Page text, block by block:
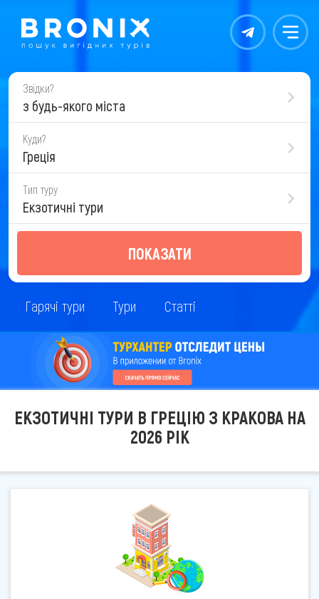
Контакты Меню
Звідки?
з будь-якого міста
Куди?
Греція
Тип туру
Екзотичні тури
ПОКАЗАТИ
Гарячі тури Тури Статті
ЕКЗОТИЧНІ ТУРИ В ГРЕЦІЮ З КРАКОВА НА
2026 РІК